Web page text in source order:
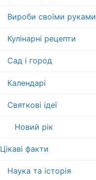
Вироби своїми руками
Кулінарні рецепти
Сад і город
Календарі
Святкові ідеї
Новий рік
Цікаві факти
Наука та історія